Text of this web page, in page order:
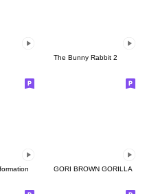
The Bunny Rabbit 2
GORI BROWN GORILLA